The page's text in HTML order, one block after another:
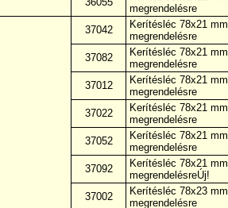
megrendelésre
37042
Kerítésléc 78x21
megrendelésre
37082
Kerítésléc 78x21
megrendelésre
37012
Kerítésléc 78x21
megrendelésre
37022
Kerítésléc 78x21
megrendelésre
37052
Kerítésléc 78x21
megrendelésre
37092
Kerítésléc 78x21
megrendelésreÚj!
37002
Kerítésléc 78x23
megrendelésre